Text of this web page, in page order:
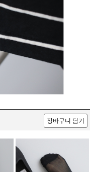
장바구니 담기